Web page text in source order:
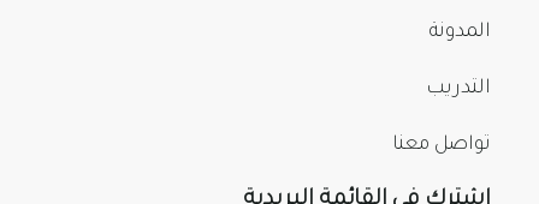
المدونة
التدريب
تواصل معنا